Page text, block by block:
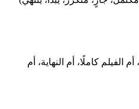
الفيلم كاملًا، أم النهاية، أم